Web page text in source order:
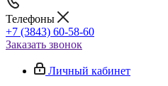
Телефоны
+7 (3843) 60-58-60
Заказать звонок
Личный кабинет